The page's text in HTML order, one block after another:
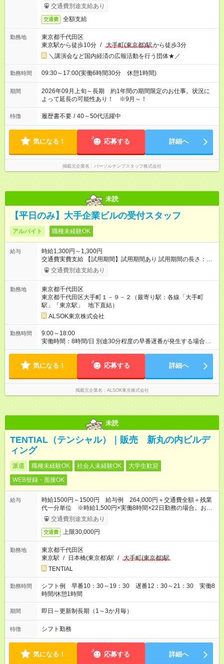
交通費別途支給あり
交通費 全額支給
勤務地
東京都千代田区
東京駅から徒歩10分 / 大手町(東京都)駅から徒歩3分
＼講演会など国内経済の広報活動を行う団体★／
勤務時間 09:30～17:00(実働6時間30分 休憩1時間)
期間
2026年09月上旬～長期 約1年間の期間限定のお仕事。状況に
よって延長の可能性あり！ ※9月～！
特徴 履歴書不要 / 40～50代活躍中
気になる！ 応募する 詳細へ
掲載元企業名 パーソルテンプスタッフ株式会社
未読
【平日のみ】大手企業ビルの受付スタッフ
アルバイト 職種未経験OK
給与
時給1,300円～1,300円
交通費実費支給 【試用期間】試用期間あり 試用期間の長さ：6
ヶ月 雇用形態、給与は本採用時と同じです。
交通費別途支給あり
勤務地
東京都千代田区
東京都千代田区大手町１－９－２（最寄り駅：各線「大手町
駅」「東京駅」 地下直結）
ALSOK東京株式会社
勤務時間
9:00～18:00
実働時間：8時間/日 別途30分程度の早番遅番が発生する場合が
あります（時間外手当支給）。
気になる！ 応募する 詳細へ
掲載元企業名 ALSOK東京株式会社
未読
TENTIAL（テンシャル）｜販売 新丸の内ビルデ
ィング
派遣 職種未経験OK 社会人未経験OK
大学生歓迎
WEB登録・面接OK
給与
時給1500円～1500円 給与例 264,000円＋交通費全額＋残業
代一分単位 ※時給1,500円×実働8時間×22日勤務の場合。お時
給は一例です。ご経験により異なります。
交通費別途支給あり
交通費 上限30,000円
勤務地
東京都千代田区
東京駅 / 日本橋(東京都)駅 / 大手町(東京都)駅
TENTIAL
勤務時間
シフト例 早番10：30～19：30 遅番12：30～21：30 実働8
時間/休憩1時間
期間 即日～更新制長期（1～3か月毎）
特徴 シフト勤務
気になる！ 応募する 詳細へ